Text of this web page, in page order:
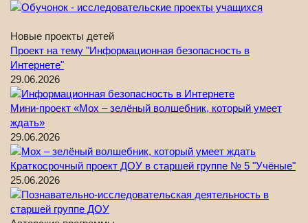
Новые проекты детей
Проект на тему "Информационная безопасность в
Интернете"
29.06.2026
Мини-проект «Мох – зелёный волшебник, который умеет
ждать»
29.06.2026
Краткосрочный проект ДОУ в старшей группе № 5 "Учёные"
25.06.2026